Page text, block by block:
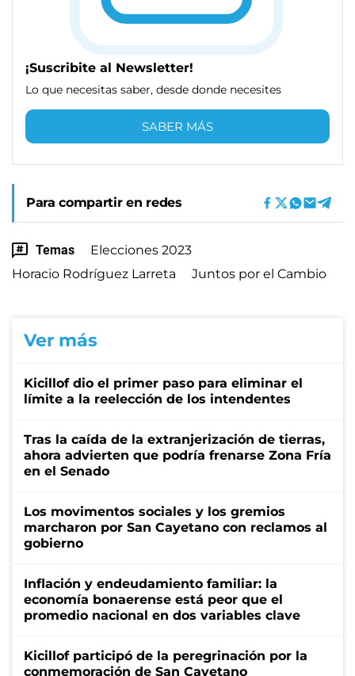
¡Suscribite al Newsletter!
Lo que necesitas saber, desde donde necesites
SABER MÁS
Para compartir en redes
Temas
Elecciones 2023
Horacio Rodríguez Larreta
Juntos por el Cambio
Ver más
Kicillof dio el primer paso para eliminar el
límite a la reelección de los intendentes
Tras la caída de la extranjerización de tierras,
ahora advierten que podría frenarse Zona Fría
en el Senado
Los movimentos sociales y los gremios
marcharon por San Cayetano con reclamos al
gobierno
Inflación y endeudamiento familiar: la
economía bonaerense está peor que el
promedio nacional en dos variables clave
Kicillof participó de la peregrinación por la
conmemoración de San Cayetano